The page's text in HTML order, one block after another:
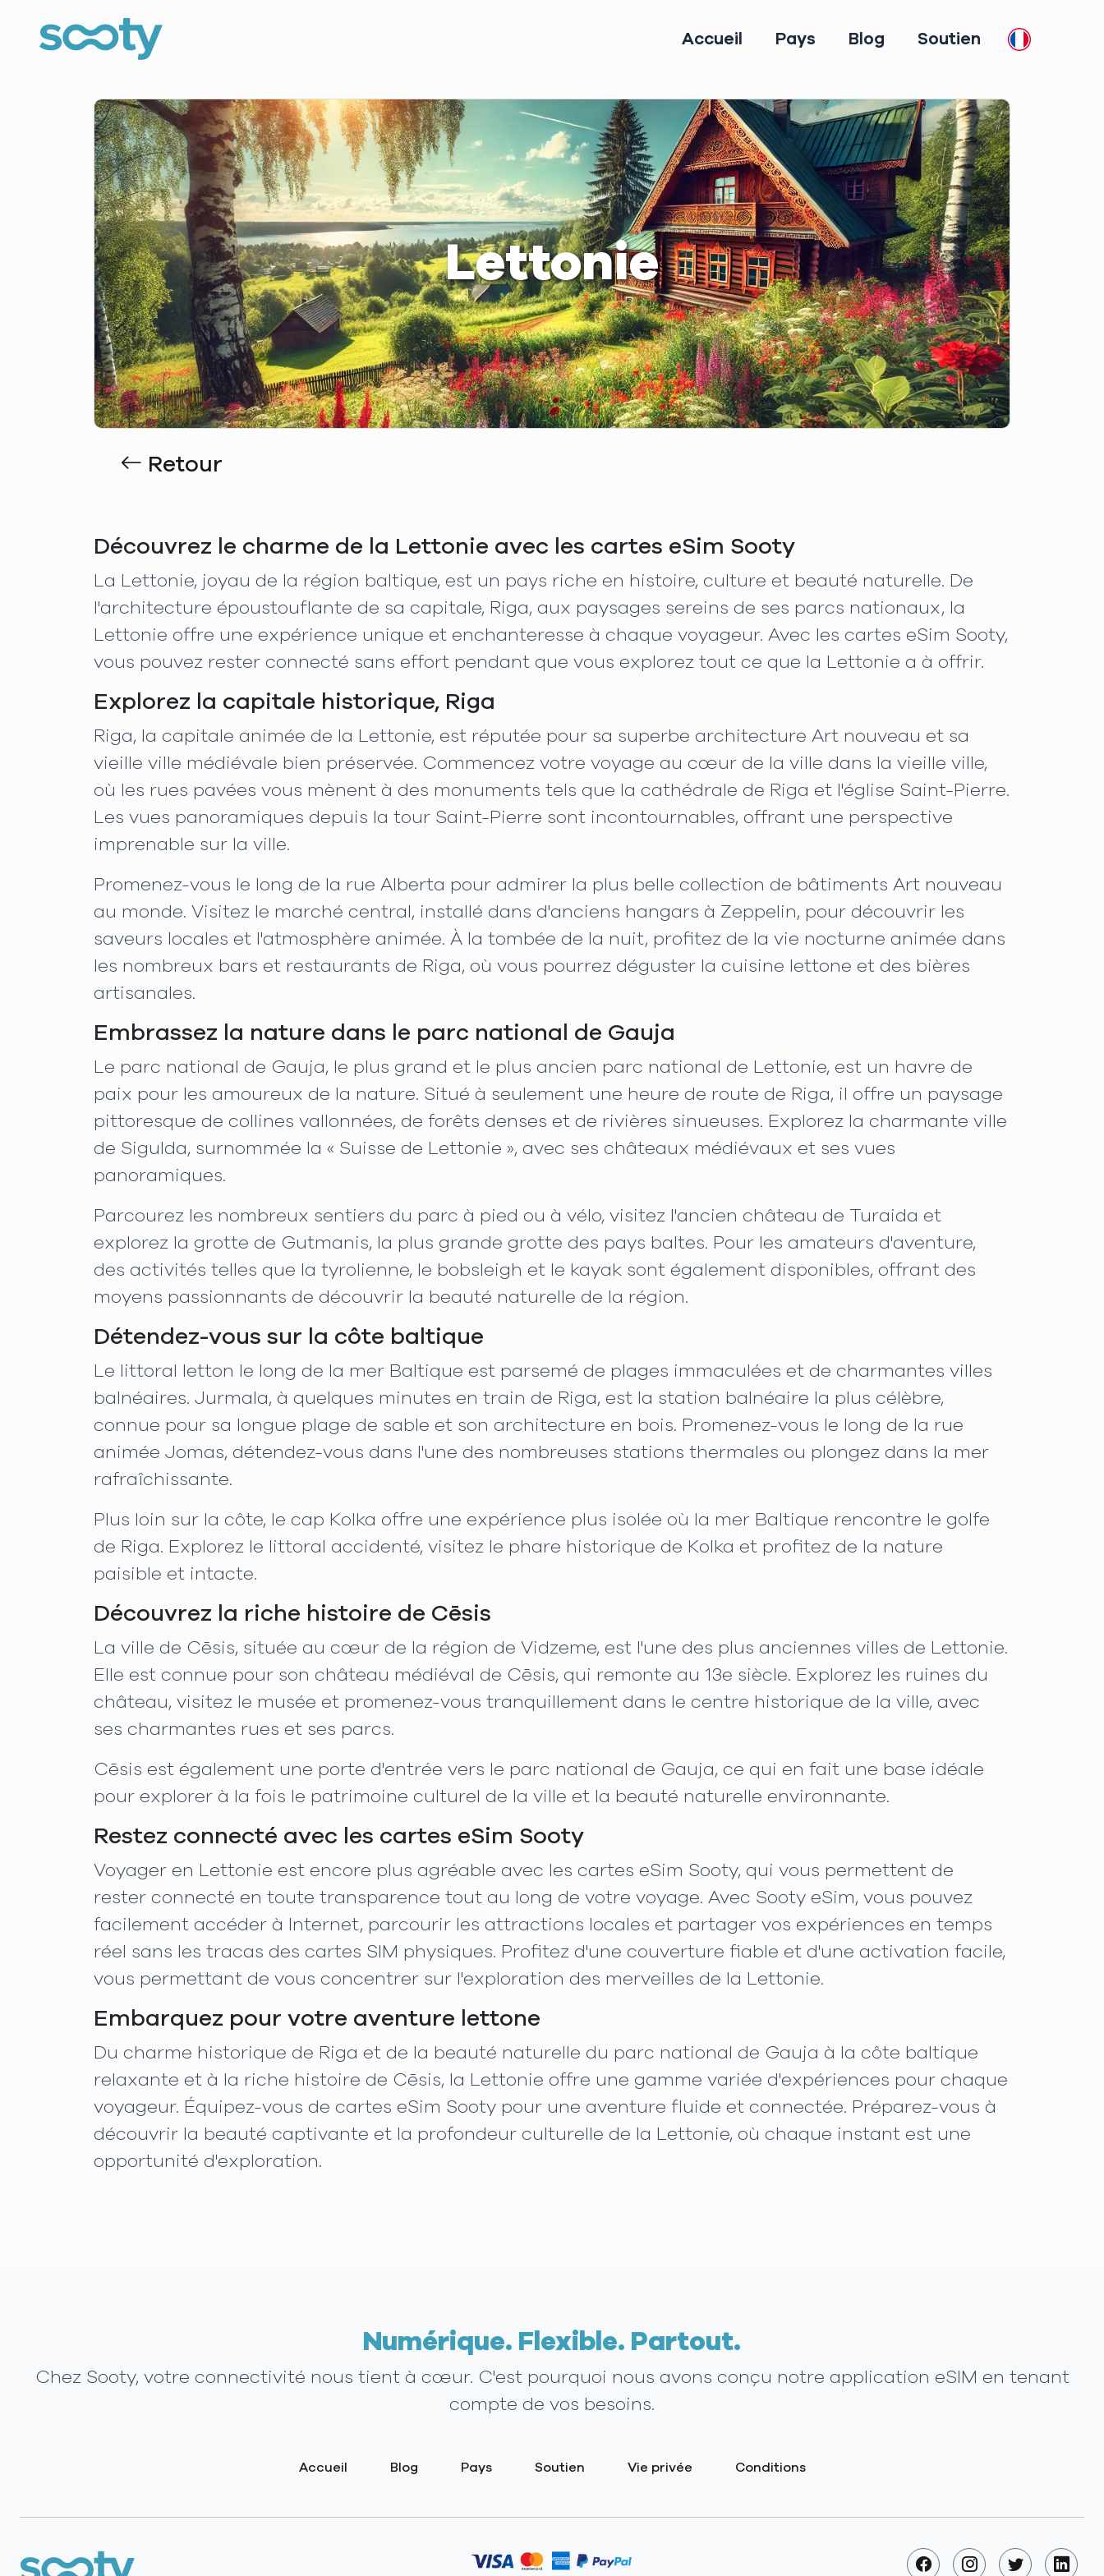
Accueil Pays Blog Soutien
Lettonie
Retour
Découvrez le charme de la Lettonie avec les cartes eSim Sooty
La Lettonie, joyau de la région baltique, est un pays riche en histoire, culture et beauté naturelle. De
l'architecture époustouflante de sa capitale, Riga, aux paysages sereins de ses parcs nationaux, la
Lettonie offre une expérience unique et enchanteresse à chaque voyageur. Avec les cartes eSim Sooty,
vous pouvez rester connecté sans effort pendant que vous explorez tout ce que la Lettonie a à offrir.
Explorez la capitale historique, Riga
Riga, la capitale animée de la Lettonie, est réputée pour sa superbe architecture Art nouveau et sa
vieille ville médiévale bien préservée. Commencez votre voyage au cœur de la ville dans la vieille ville,
où les rues pavées vous mènent à des monuments tels que la cathédrale de Riga et l'église Saint-Pierre.
Les vues panoramiques depuis la tour Saint-Pierre sont incontournables, offrant une perspective
imprenable sur la ville.
Promenez-vous le long de la rue Alberta pour admirer la plus belle collection de bâtiments Art nouveau
au monde. Visitez le marché central, installé dans d'anciens hangars à Zeppelin, pour découvrir les
saveurs locales et l'atmosphère animée. À la tombée de la nuit, profitez de la vie nocturne animée dans
les nombreux bars et restaurants de Riga, où vous pourrez déguster la cuisine lettone et des bières
artisanales.
Embrassez la nature dans le parc national de Gauja
Le parc national de Gauja, le plus grand et le plus ancien parc national de Lettonie, est un havre de
paix pour les amoureux de la nature. Situé à seulement une heure de route de Riga, il offre un paysage
pittoresque de collines vallonnées, de forêts denses et de rivières sinueuses. Explorez la charmante ville
de Sigulda, surnommée la « Suisse de Lettonie », avec ses châteaux médiévaux et ses vues
panoramiques.
Parcourez les nombreux sentiers du parc à pied ou à vélo, visitez l'ancien château de Turaida et
explorez la grotte de Gutmanis, la plus grande grotte des pays baltes. Pour les amateurs d'aventure,
des activités telles que la tyrolienne, le bobsleigh et le kayak sont également disponibles, offrant des
moyens passionnants de découvrir la beauté naturelle de la région.
Détendez-vous sur la côte baltique
Le littoral letton le long de la mer Baltique est parsemé de plages immaculées et de charmantes villes
balnéaires. Jurmala, à quelques minutes en train de Riga, est la station balnéaire la plus célèbre,
connue pour sa longue plage de sable et son architecture en bois. Promenez-vous le long de la rue
animée Jomas, détendez-vous dans l'une des nombreuses stations thermales ou plongez dans la mer
rafraîchissante.
Plus loin sur la côte, le cap Kolka offre une expérience plus isolée où la mer Baltique rencontre le golfe
de Riga. Explorez le littoral accidenté, visitez le phare historique de Kolka et profitez de la nature
paisible et intacte.
Découvrez la riche histoire de Cēsis
La ville de Cēsis, située au cœur de la région de Vidzeme, est l'une des plus anciennes villes de Lettonie.
Elle est connue pour son château médiéval de Cēsis, qui remonte au 13e siècle. Explorez les ruines du
château, visitez le musée et promenez-vous tranquillement dans le centre historique de la ville, avec
ses charmantes rues et ses parcs.
Cēsis est également une porte d'entrée vers le parc national de Gauja, ce qui en fait une base idéale
pour explorer à la fois le patrimoine culturel de la ville et la beauté naturelle environnante.
Restez connecté avec les cartes eSim Sooty
Voyager en Lettonie est encore plus agréable avec les cartes eSim Sooty, qui vous permettent de
rester connecté en toute transparence tout au long de votre voyage. Avec Sooty eSim, vous pouvez
facilement accéder à Internet, parcourir les attractions locales et partager vos expériences en temps
réel sans les tracas des cartes SIM physiques. Profitez d'une couverture fiable et d'une activation facile,
vous permettant de vous concentrer sur l'exploration des merveilles de la Lettonie.
Embarquez pour votre aventure lettone
Du charme historique de Riga et de la beauté naturelle du parc national de Gauja à la côte baltique
relaxante et à la riche histoire de Cēsis, la Lettonie offre une gamme variée d'expériences pour chaque
voyageur. Équipez-vous de cartes eSim Sooty pour une aventure fluide et connectée. Préparez-vous à
découvrir la beauté captivante et la profondeur culturelle de la Lettonie, où chaque instant est une
opportunité d'exploration.
Numérique. Flexible. Partout.
Chez Sooty, votre connectivité nous tient à cœur. C'est pourquoi nous avons conçu notre application eSIM en tenant
compte de vos besoins.
Accueil Blog Pays Soutien Vie privée Conditions